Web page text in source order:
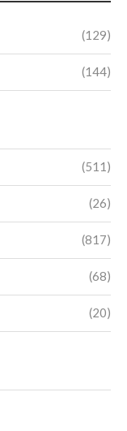
(129)
(144)
(511)
(26)
(817)
(68)
(20)